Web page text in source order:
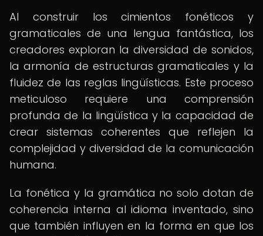
Al construir los cimientos fonéticos y
gramaticales de una lengua fantástica, los
creadores exploran la diversidad de sonidos,
la armonía de estructuras gramaticales y la
fluidez de las reglas lingüísticas. Este proceso
meticuloso requiere una comprensión
profunda de la lingüística y la capacidad de
crear sistemas coherentes que reflejen la
complejidad y diversidad de la comunicación
humana.
La fonética y la gramática no solo dotan de
coherencia interna al idioma inventado, sino
que también influyen en la forma en que los